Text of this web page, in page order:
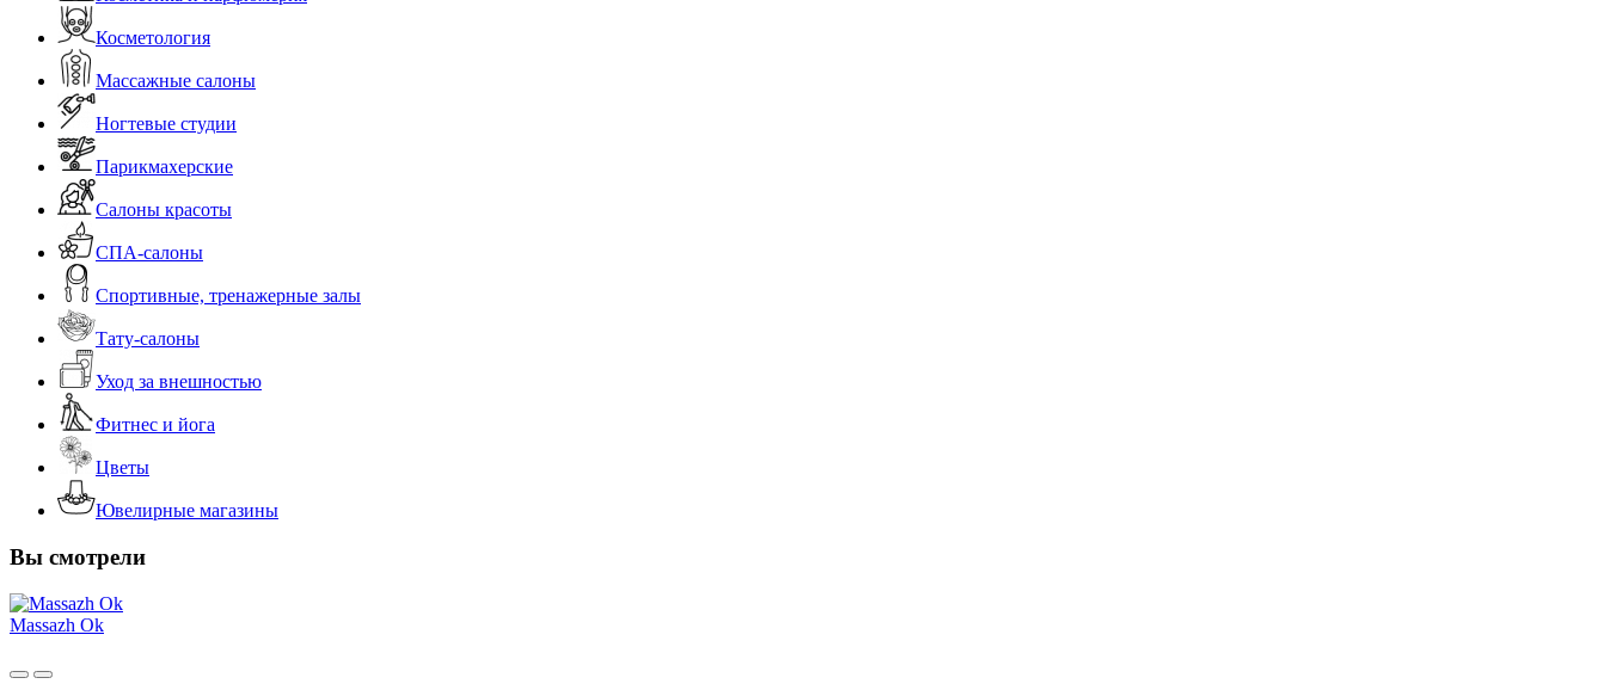
Косметология
Массажные салоны
Ногтевые студии
Парикмахерские
Салоны красоты
СПА-салоны
Спортивные, тренажерные залы
Тату-салоны
Уход за внешностью
Фитнес и йога
Цветы
Ювелирные магазины
Вы смотрели
Massazh Ok